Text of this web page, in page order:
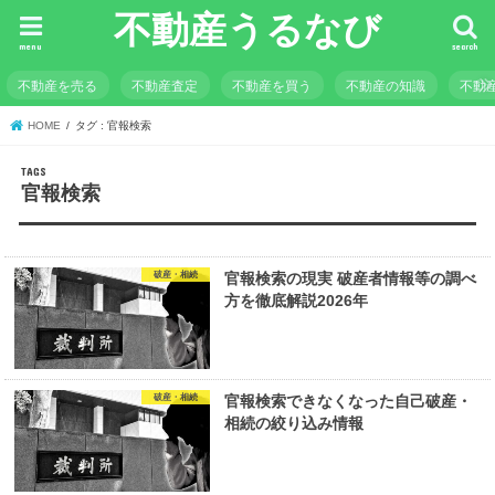
不動産うるなび search
menu
不動産を売る 不動産査定 不動産を買う 不動産の知識 不動
HOME タグ : 官報検索
官報検索
破産・相続
官報検索の現実 破産者情報等の調べ
方を徹底解説2026年
破産・相続
官報検索できなくなった自己破産・
相続の絞り込み情報